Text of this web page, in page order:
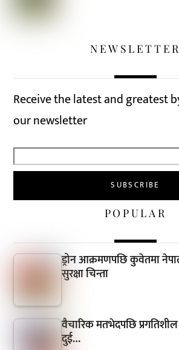
NEWSLETTER
Receive the latest and greatest
our newsletter
POPULAR
ड्रोन आक्रमणपछि कुवेतमा
सुरक्षा चिन्ता
वैचारिक मतभेदपछि प्रगतिशील
दुई…